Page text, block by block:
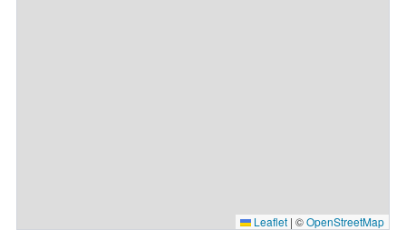
Leaflet | ©OpenStreetMap